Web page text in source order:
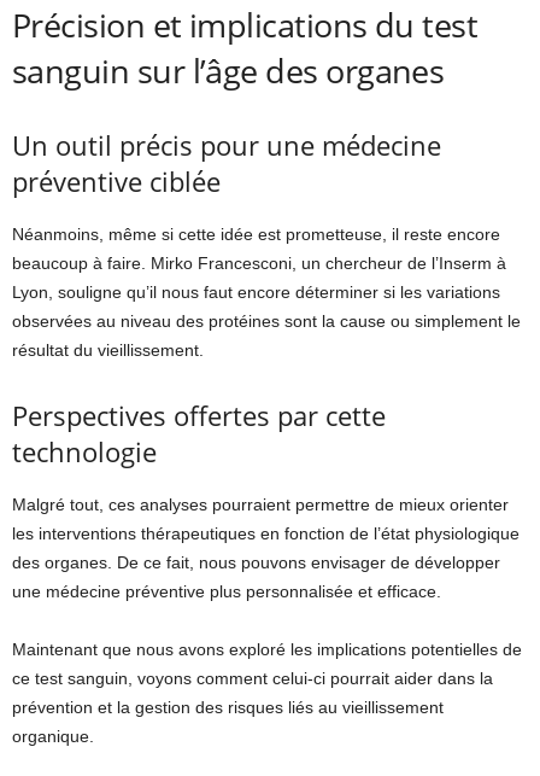
Précision et implications du test
sanguin sur l’âge des organes
Un outil précis pour une médecine
préventive ciblée
Néanmoins, même si cette idée est prometteuse, il reste encore
beaucoup à faire. Mirko Francesconi, un chercheur de l’Inserm à
Lyon, souligne qu’il nous faut encore déterminer si les variations
observées au niveau des protéines sont la cause ou simplement le
résultat du vieillissement.
Perspectives offertes par cette
technologie
Malgré tout, ces analyses pourraient permettre de mieux orienter
les interventions thérapeutiques en fonction de l’état physiologique
des organes. De ce fait, nous pouvons envisager de développer
une médecine préventive plus personnalisée et efficace.
Maintenant que nous avons exploré les implications potentielles de
ce test sanguin, voyons comment celui-ci pourrait aider dans la
prévention et la gestion des risques liés au vieillissement
organique.